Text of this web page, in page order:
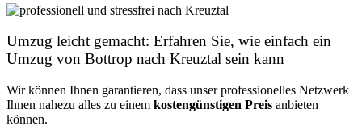
Umzug leicht gemacht: Erfahren Sie, wie einfach ein
Umzug von Bottrop nach Kreuztal sein kann
Wir können Ihnen garantieren, dass unser professionelles Netzwerk
Ihnen nahezu alles zu einem kostengünstigen Preis anbieten
können.